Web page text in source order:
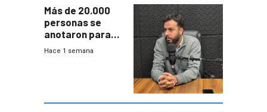
Más de 20.000
personas se
anotaron para
las pruebas
Hace 1 semana